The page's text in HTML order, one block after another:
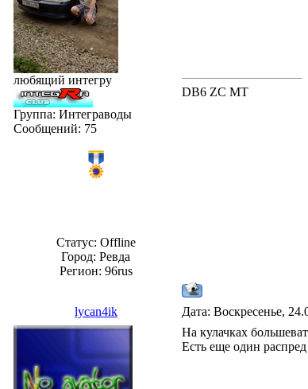
любящий интегру
Группа: Интеграводы
Сообщений: 75
Статус: Offline
Город: Ревда
Регион: 96rus
DB6 ZC MT
lycan4ik Дата: Воскресенье,
На кулачках
Есть еще один